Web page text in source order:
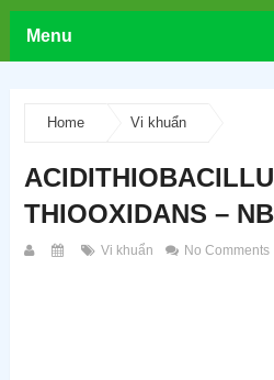
Menu
Home Vi khuẩn
THIOOXIDANS –
Vi khuẩn No Comments